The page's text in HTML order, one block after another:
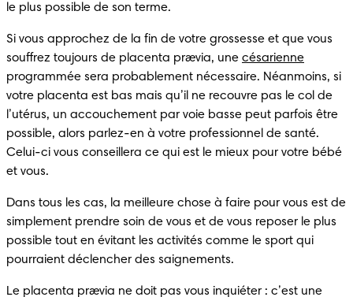
le plus possible de son terme.
Si vous approchez de la fin de votre grossesse et que vous
souffrez toujours de placenta prævia, une césarienne
programmée sera probablement nécessaire. Néanmoins, si
votre placenta est bas mais qu’il ne recouvre pas le col de
l’utérus, un accouchement par voie basse peut parfois être
possible, alors parlez-en à votre professionnel de santé.
Celui-ci vous conseillera ce qui est le mieux pour votre bébé
et vous.
Dans tous les cas, la meilleure chose à faire pour vous est de
simplement prendre soin de vous et de vous reposer le plus
possible tout en évitant les activités comme le sport qui
pourraient déclencher des saignements.
Le placenta prævia ne doit pas vous inquiéter : c’est une